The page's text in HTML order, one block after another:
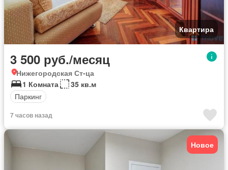
Квартира
3 500 руб./месяц
Нижегородская Ст-ца
1 Комната
35 кв.м
Паркинг
7 часов назад
Новое